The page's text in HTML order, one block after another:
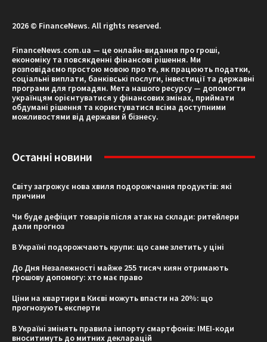
2026 © FinanceNews. All rights reserved.
FinanceNews.com.ua — це онлайн-видання про гроші,
економіку та повсякденні фінансові рішення. Ми
розповідаємо простою мовою про те, як працюють податки,
соціальні виплати, банківські послуги, інвестиції та державні
програми для громадян. Мета нашого ресурсу — допомогти
українцям орієнтуватися у фінансових змінах, приймати
обдумані рішення та користуватися всіма доступними
можливостями від держави й бізнесу.
Останні новини
Світу загрожує нова хвиля подорожчання продуктів: які
причини
Чи буде дефіцит товарів після атак на склади: ритейлери
дали прогноз
В Україні подорожчають крупи: що саме злетить у ціні
До Дня Незалежності майже 255 тисяч киян отримають
грошову допомогу: хто має право
Ціни на квартири в Києві можуть впасти на 20%: що
прогнозують експерти
В Україні змінять правила імпорту смартфонів: IMEI-коди
вноситимуть до митних декларацій